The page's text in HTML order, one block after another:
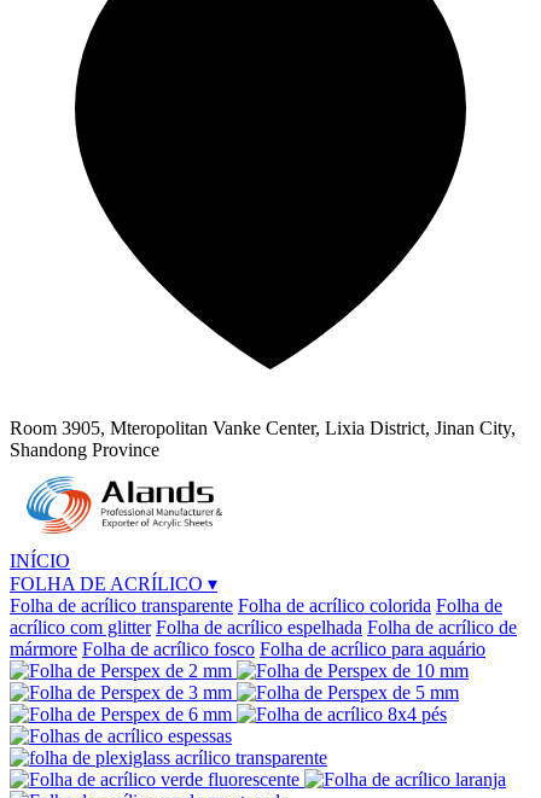
Room 3905, Mteropolitan Vanke Center, Lixia District, Jinan City,
Shandong Province
INÍCIO
FOLHA DE ACRÍLICO ▾
Folha de acrílico transparente Folha de acrílico colorida Folha de
acrílico com glitter Folha de acrílico espelhada Folha de acrílico de
mármore Folha de acrílico fosco Folha de acrílico para aquário